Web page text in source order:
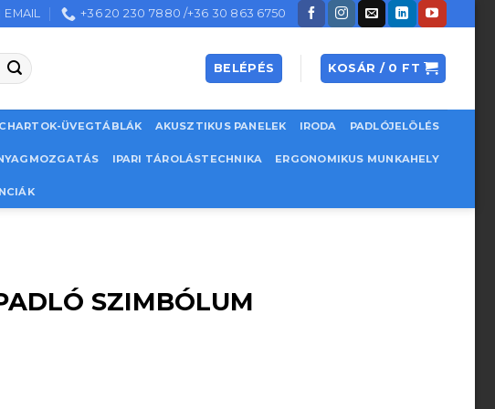
EMAIL +36 20 230 7880 /+36 30 863 6750
BELÉPÉS KOSÁR / 0 FT
ÜVEGTÁBLÁK AKUSZTIKUS PANELEK IRODA PADLÓJELÖLÉS
IPARI TÁROLÁSTECHNIKA ERGONOMIKUS MUNKAHELY
SZIMBÓLUM